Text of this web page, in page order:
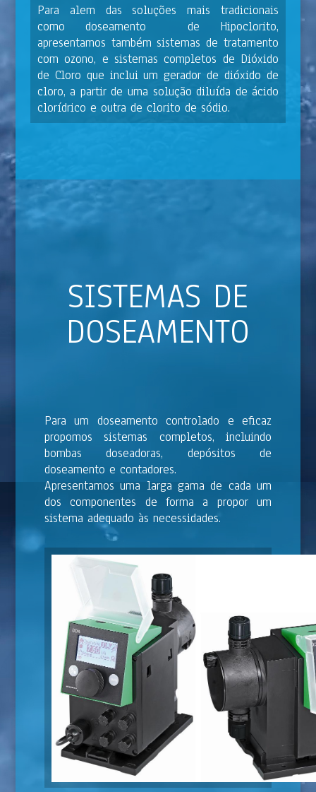
Para alem das soluções mais tradicionais
como doseamento de Hipoclorito,
apresentamos também sistemas de tratamento
com ozono, e sistemas completos de Dióxido
de Cloro que inclui um gerador de dióxido de
cloro, a partir de uma solução diluída de ácido
clorídrico e outra de clorito de sódio.
SISTEMAS DE
DOSEAMENTO
Para um doseamento controlado e eficaz
propomos sistemas completos, incluindo
bombas doseadoras, depósitos de
doseamento e contadores.
Apresentamos uma larga gama de cada um
dos componentes de forma a propor um
sistema adequado às necessidades.